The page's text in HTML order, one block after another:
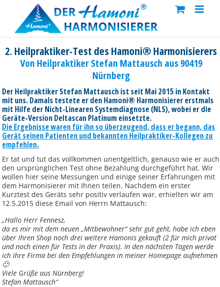
content
2. Heilpraktiker-Test des Hamoni® Harmonisierers
Von Heilpraktiker Stefan Mattausch aus 90419
Nürnberg
Der Heilpraktiker Stefan Mattausch ist seit Mai 2015 in Kontakt
mit uns. Damals testete er den Hamoni® Harmonisierer erstmals
mit Hilfe der Nicht-Linearen Systemdiagnose (NLS), wobei er die
Geräte-Version Deltascan Platinum einsetzte.
Die Ergebnisse waren für ihn so überzeugend, dass er begann, das
Gerät seinen Patienten und bekannten Heilpraktiker-Kollegen zu
empfehlen.
Er tat und tut das vollkommen unentgeltlich, genauso wie er auch
den ursprünglichen Test ohne Bezahlung durchgeführt hat. Wir
wollen hier seine Messungen und einige seiner Erfahrungen mit
dem Harmonisierer mit Ihnen teilen. Nachdem ein erster
Kurztest des Geräts sehr positiv verlaufen war, erhielten wir am
12.5.2015 diese Email von Herrn Mattausch:
„Hallo Herr Fennesz,
da es mir mit dem neuen „Mitbewohner“ sehr gut geht, habe ich eben
über Ihren Shop noch drei weitere Hamonis gekauft (2 für mich privat
und noch einen für Tests in der Praxis). In den nächsten Tagen werde
ich Ihre Firma bei den Empfehlungen in meiner Homepage aufnehmen
🙂
Viele Grüße aus Nürnberg!
Stefan Mattausch“